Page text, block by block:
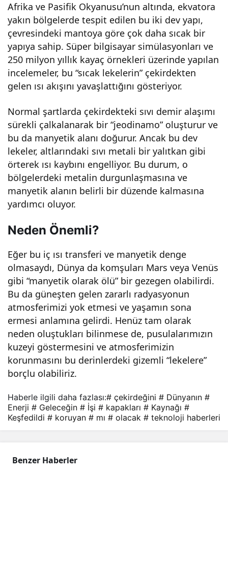
Afrika ve Pasifik Okyanusu’nun altında, ekvatora
yakın bölgelerde tespit edilen bu iki dev yapı,
çevresindeki mantoya göre çok daha sıcak bir
yapıya sahip. Süper bilgisayar simülasyonları ve
250 milyon yıllık kayaç örnekleri üzerinde yapılan
incelemeler, bu “sıcak lekelerin” çekirdekten
gelen ısı akışını yavaşlattığını gösteriyor.
Normal şartlarda çekirdekteki sıvı demir alaşımı
sürekli çalkalanarak bir “jeodinamo” oluşturur ve
bu da manyetik alanı doğurur. Ancak bu dev
lekeler, altlarındaki sıvı metali bir yalıtkan gibi
örterek ısı kaybını engelliyor. Bu durum, o
bölgelerdeki metalin durgunlaşmasına ve
manyetik alanın belirli bir düzende kalmasına
yardımcı oluyor.
Neden Önemli?
Eğer bu iç ısı transferi ve manyetik denge
olmasaydı, Dünya da komşuları Mars veya Venüs
gibi “manyetik olarak ölü” bir gezegen olabilirdi.
Bu da güneşten gelen zararlı radyasyonun
atmosferimizi yok etmesi ve yaşamın sona
ermesi anlamına gelirdi. Henüz tam olarak
neden oluştukları bilinmese de, pusulalarımızın
kuzeyi göstermesini ve atmosferimizin
korunmasını bu derinlerdeki gizemli “lekelere”
borçlu olabiliriz.
n
ener
ji
kay
nağı
mı
olac
ak?
Haberle ilgili daha fazlası:# çekirdeğini # Dünyanın #
Enerji # Geleceğin # İşi # kapakları # Kaynağı #
Keşfedildi # koruyan # mı # olacak # teknoloji haberleri
Benzer Haberler